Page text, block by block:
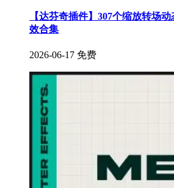
【达芬奇插件】307个缩放转场
效合集
2026-06-17 免费